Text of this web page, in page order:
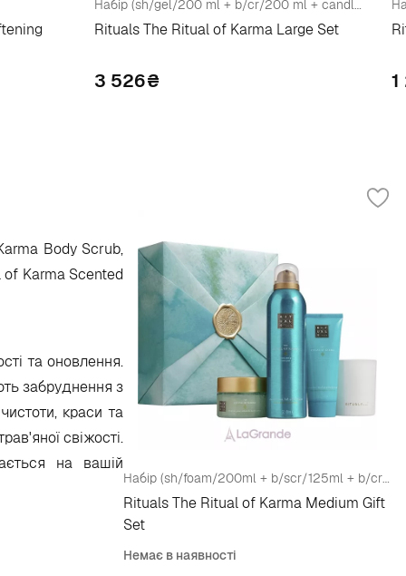
Набір (sh/gel/200 ml + b/cr/200 ml + candle/140 g + diffuser/70 ml)
Rituals The Ritual of Karma Large Set
3 526₴ 1
Body Scrub,
Karma Scented
та оновлення.
забруднення з
краси та
свіжості.
на вашій
Набір (sh/foam/200ml + b/scr/125ml + b/cr/100ml + candle/140g)
Rituals The Ritual of Karma Medium Gift
Set
Немає в наявності